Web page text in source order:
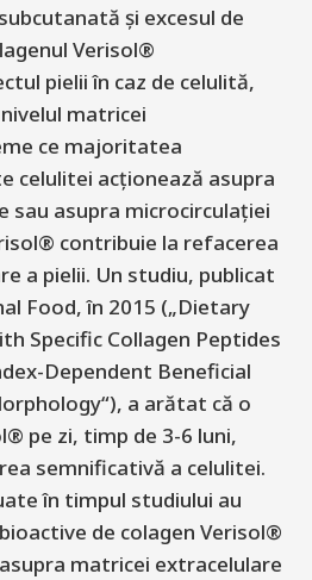
și excesul de
Verisol®
pielii în caz de celulită,
matricei
ce majoritatea
celulitei acționează asupra
sau asupra microcirculației
contribuie la refacerea
a pielii. Un studiu, publicat
Food, în 2015 („Dietary
Specific Collagen Peptides
Dependent Beneficial
a arătat că o
pe zi, timp de 3-6 luni,
semnificativă a celulitei.
în timpul studiului au
de colagen Verisol®
matricei extracelulare